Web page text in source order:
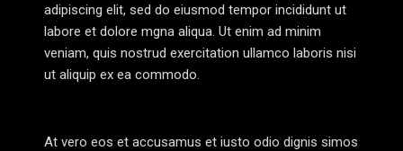
adipiscing elit, sed do eiusmod tempor incididunt ut
labore et dolore mgna aliqua. Ut enim ad minim
veniam, quis nostrud exercitation ullamco laboris nisi
ut aliquip ex ea commodo.
At vero eos et accusamus et iusto odio dignis simos